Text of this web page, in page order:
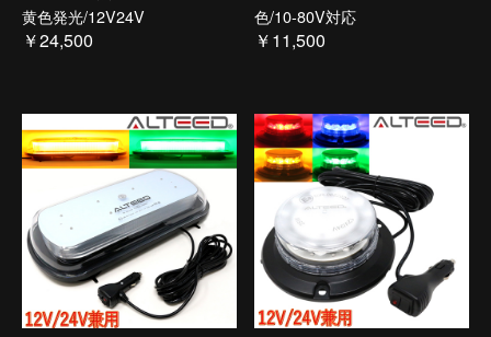
黄色発光/12V24V
￥24,500
色/10-80V対応
￥11,500